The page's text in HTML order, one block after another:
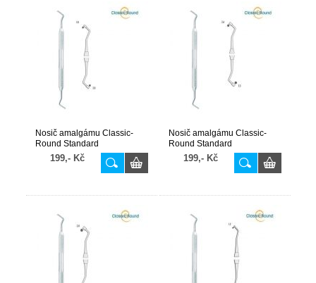
Nosič amalgámu Classic-
Round Standard
vroubkovaný fig. 2
199,- Kč
Nosič amalgámu Classic-
Round Standard
vroubkovaný fig. 3
199,- Kč